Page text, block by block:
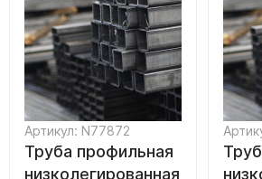
Артикул: N77872
Труба профильная
низколегированная